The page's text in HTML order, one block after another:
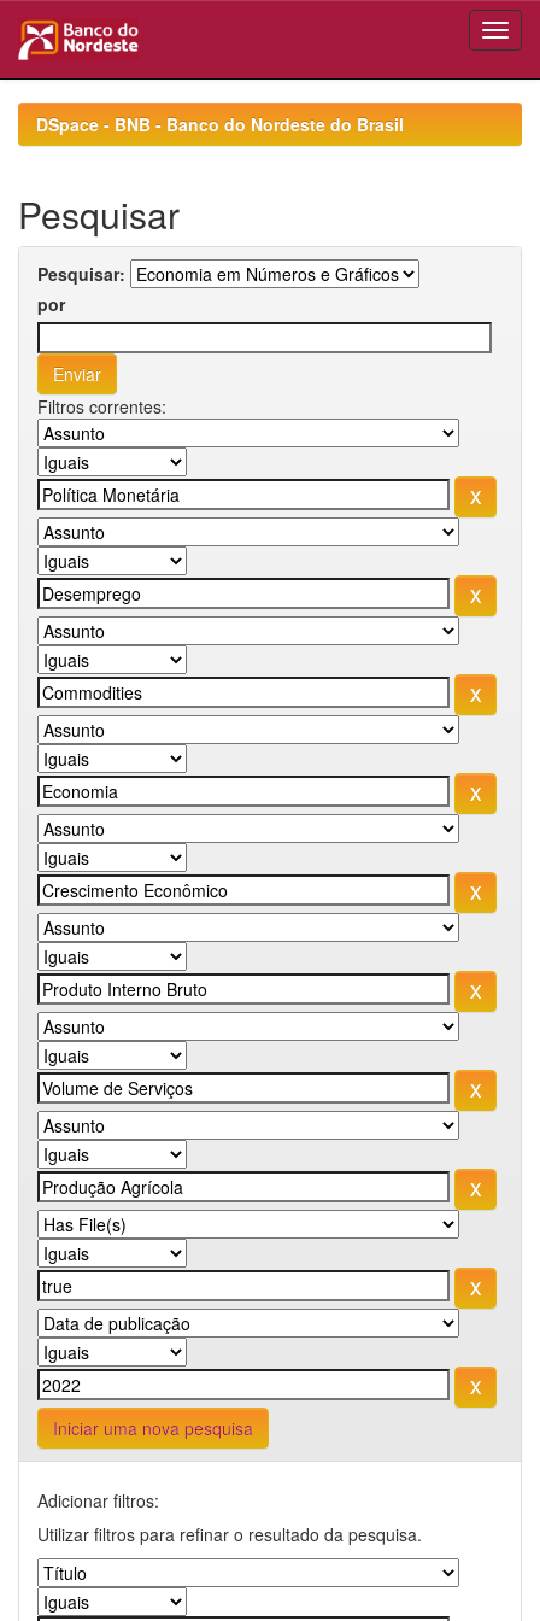
navigationDSpace - BNB - Banco do Nordeste do Brasil
Pesquisar
Pesquisar:
por
Filtros correntes:
Iniciar uma nova pesquisa
Adicionar filtros:
Utilizar filtros para refinar o resultado da pesquisa.